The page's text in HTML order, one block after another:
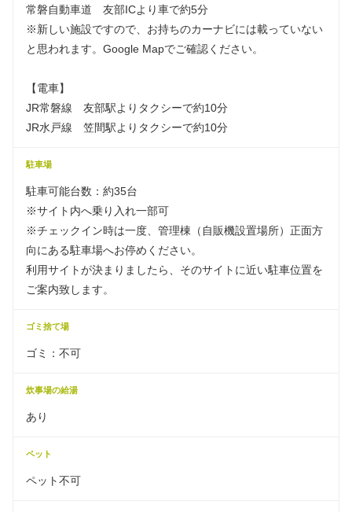
常磐自動車道 友部ICより車で約5分
※新しい施設ですので、お持ちのカーナビには載っていない
と思われます。Google Mapでご確認ください。
【電車】
JR常磐線 友部駅よりタクシーで約10分
JR水戸線 笠間駅よりタクシーで約10分
駐車場
駐車可能台数：約35台
※サイト内へ乗り入れ一部可
※チェックイン時は一度、管理棟（自販機設置場所）正面方
向にある駐車場へお停めください。
利用サイトが決まりましたら、そのサイトに近い駐車位置を
ご案内致します。
ゴミ捨て場
ゴミ：不可
炊事場の給湯
あり
ペット
ペット不可